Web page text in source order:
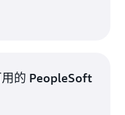
用的 PeopleSoft